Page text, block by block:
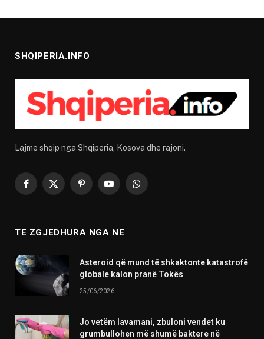
SHQIPERIA.INFO
Lajme shqip nga Shqiperia, Kosova dhe rajoni.
Facebook
X
PinterestYouTubeWhatsApp
TE ZGJEDHURA NGA NE
Asteroid që mund të shkaktonte katastrofë
globale kalon pranë Tokës
25/06/2026
Jo vetëm lavamani, zbuloni vendet ku
grumbullohen më shumë baktere në